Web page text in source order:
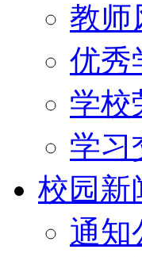
教师
优秀
学校
学习
校园新
通知